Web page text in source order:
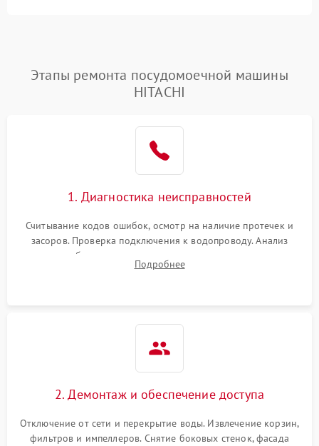
Этапы ремонта посудомоечной машины
HITACHI
1. Диагностика неисправностей
Считывание кодов ошибок, осмотр на наличие протечек и
засоров. Проверка подключения к водопроводу. Анализ
жалоб на отсутствие слива, нагрева, вращения
разбрызгивателей или срабатывание системы защиты
Подробнее
2. Демонтаж и обеспечение доступа
Отключение от сети и перекрытие воды. Извлечение корзин,
фильтров и импеллеров. Снятие боковых стенок, фасада